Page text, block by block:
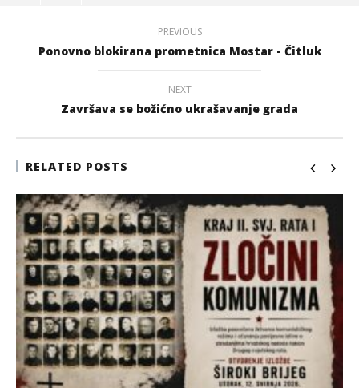
PREVIOUS
Ponovno blokirana prometnica Mostar - Čitluk
NEXT
Završava se božićno ukrašavanje grada
RELATED POSTS